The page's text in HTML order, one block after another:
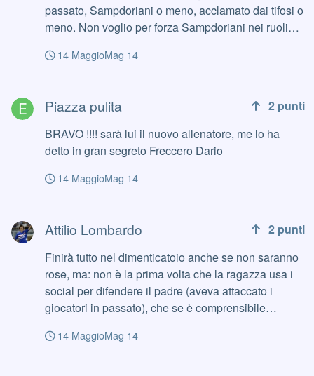
passato, Sampdoriani o meno, acclamato dai tifosi o
meno. Non voglio per forza Sampdoriani nei ruoli
professionisti che possono migliorare la Samp ben
sostituire dei punti di riferimento che potrebbero
essere " pesanti " per un nuovo corso. Vedremo.
14 MaggioMag 14
Piazza pulita 2 punti
BRAVO !!!! sarà lui il nuovo allenatore, me lo ha
detto in gran segreto Freccero Dario
14 MaggioMag 14
Attilio Lombardo 2 punti
Finirà tutto nel dimenticatoio anche se non saranno
rose, ma: non è la prima volta che la ragazza usa i
social per difendere il padre (aveva attaccato i
giocatori in passato), che se è comprensibile
a prescindere da chi noi pensiamo abbia ragione in
14 MaggioMag 14